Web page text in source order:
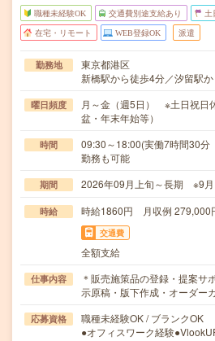
職種未経験OK 交通費別途支給あり 土
在宅・リモート WEB登録OK 派遣
勤務地
東京都港区
新橋駅から徒歩4分／汐留駅
曜日頻度
月～金（週5日） ※土日祝日
盆・年末年始等）
時間
09:30～18:00(実働7時間30
勤務も可能
期間 2026年09月上旬～長期 ※9月
時給 時給1860円 月収例 279,000
交通費
全額支給
仕事内容
＊販売施策品の登録・提案
示原稿・版下作成・オーダー
応募資格
職種未経験OK / ブランクOK
●オフィスワーク経験